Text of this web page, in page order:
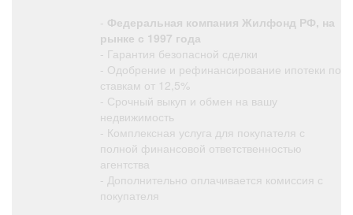
- Федеральная компания Жилфонд РФ, на
рынке с 1997 года
- Гарантия безопасной сделки
- Одобрение и рефинансирование ипотеки по
ставкам от 12,5%
- Срочный выкуп и обмен на вашу
недвижимость
- Комплексная услуга для покупателя с
полной финансовой ответственностью
агентства
- Дополнительно оплачивается комиссия с
покупателя